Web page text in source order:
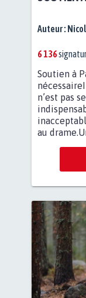
Auteur :
6 136
Soutien à
n’est pas
au